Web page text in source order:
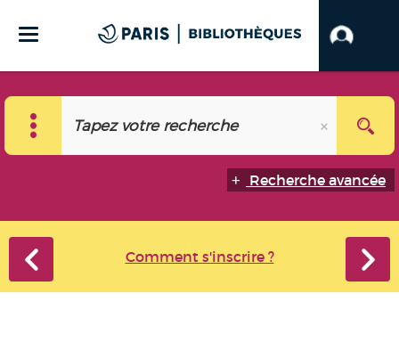
Recherche avancée
Comment s'inscrire ?